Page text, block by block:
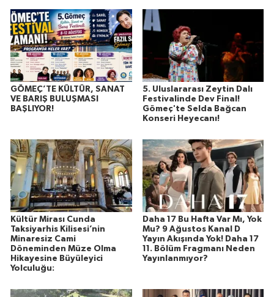
GÖMEÇ’TE KÜLTÜR, SANAT
VE BARIŞ BULUŞMASI
BAŞLIYOR!
5. Uluslararası Zeytin Dalı
Festivalinde Dev Final!
Gömeç'te Selda Bağcan
Konseri Heyecanı!
Kültür Mirası Cunda
Taksiyarhis Kilisesi’nin
Minaresiz Cami
Döneminden Müze Olma
Hikayesine Büyüleyici
Yolculuğu:
Daha 17 Bu Hafta Var Mı, Yok
Mu? 9 Ağustos Kanal D
Yayın Akışında Yok! Daha 17
11. Bölüm Fragmanı Neden
Yayınlanmıyor?